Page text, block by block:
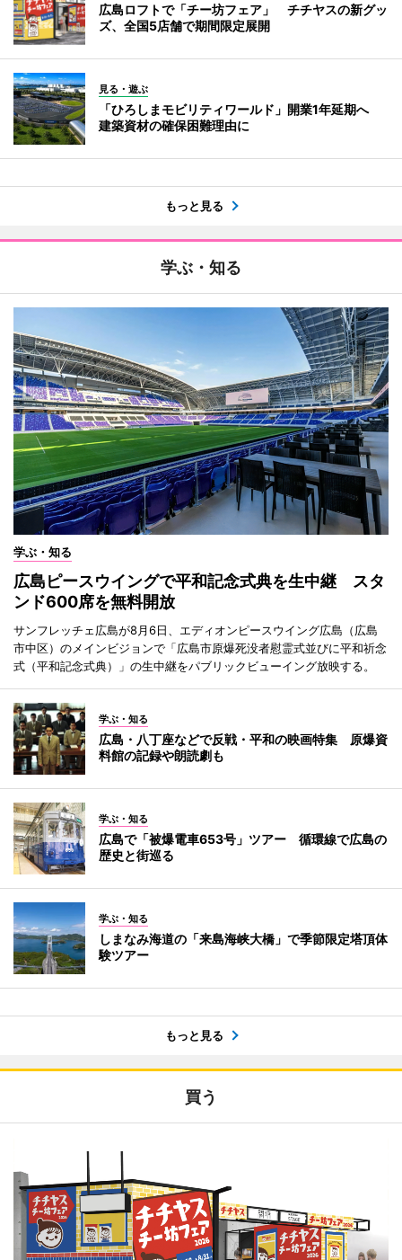
広島ロフトで「チー坊フェア」 チチヤスの新グッ
ズ、全国5店舗で期間限定展開
見る・遊ぶ
「ひろしまモビリティワールド」開業1年延期へ
建築資材の確保困難理由に
もっと見る
学ぶ・知る
学ぶ・知る
広島ピースウイングで平和記念式典を生中継 スタ
ンド600席を無料開放
サンフレッチェ広島が8月6日、エディオンピースウイング広島（広島
市中区）のメインビジョンで「広島市原爆死没者慰霊式並びに平和祈念
式（平和記念式典）」の生中継をパブリックビューイング放映する。
学ぶ・知る
広島・八丁座などで反戦・平和の映画特集 原爆資
料館の記録や朗読劇も
学ぶ・知る
広島で「被爆電車653号」ツアー 循環線で広島の
歴史と街巡る
学ぶ・知る
しまなみ海道の「来島海峡大橋」で季節限定塔頂体
験ツアー
もっと見る
買う